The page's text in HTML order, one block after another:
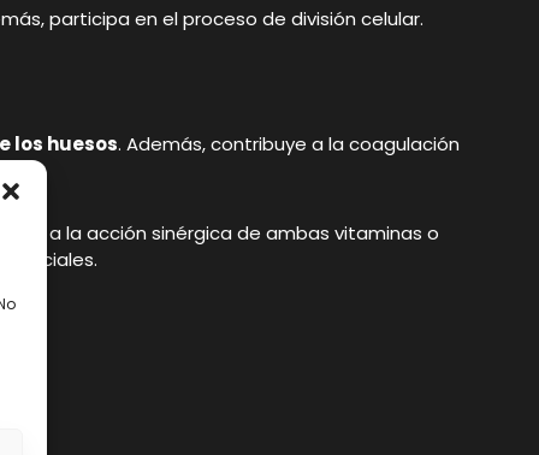
participa en el proceso de división celular.
los huesos. Además, contribuye a la coagulación
a la acción sinérgica de ambas vitaminas o